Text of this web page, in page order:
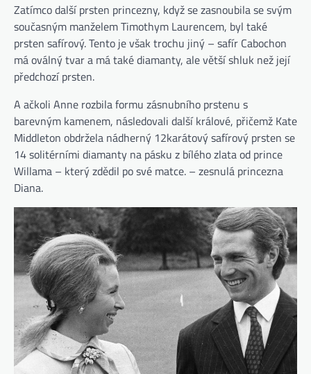
Zatímco další prsten princezny, když se zasnoubila se svým
současným manželem Timothym Laurencem, byl také
prsten safírový. Tento je však trochu jiný – safír Cabochon
má oválný tvar a má také diamanty, ale větší shluk než její
předchozí prsten.
A ačkoli Anne rozbila formu zásnubního prstenu s
barevným kamenem, následovali další králové, přičemž Kate
Middleton obdržela nádherný 12karátový safírový prsten se
14 solitérními diamanty na pásku z bílého zlata od prince
Willama – který zdědil po své matce. – zesnulá princezna
Diana.